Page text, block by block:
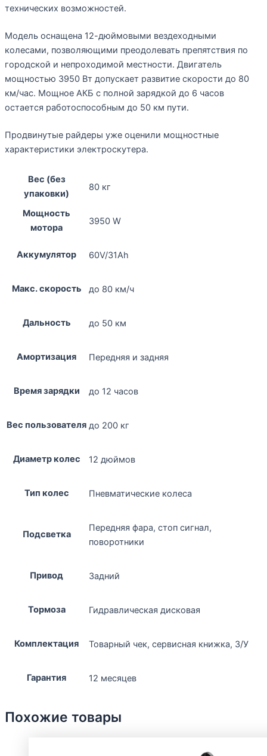
технических возможностей.
Модель оснащена 12-дюймовыми вездеходными
колесами, позволяющими преодолевать препятствия по
городской и непроходимой местности. Двигатель
мощностью 3950 Вт допускает развитие скорости до 80
км/час. Мощное АКБ с полной зарядкой до 6 часов
остается работоспособным до 50 км пути.
Продвинутые райдеры уже оценили мощностные
характеристики электроскутера.
Вес (без
упаковки)
80 кг
Мощность
мотора
3950 W
Аккумулятор 60V/31Ah
Макс. скорость до 80 км/ч
Дальность до 50 км
Амортизация Передняя и задняя
Время зарядки до 12 часов
Вес пользователя до 200 кг
Диаметр колес 12 дюймов
Тип колес Пневматические колеса
Подсветка
Передняя фара, стоп сигнал,
поворотники
Привод Задний
Тормоза Гидравлическая дисковая
Комплектация Товарный чек, сервисная книжка, З/У
Гарантия 12 месяцев
Похожие товары